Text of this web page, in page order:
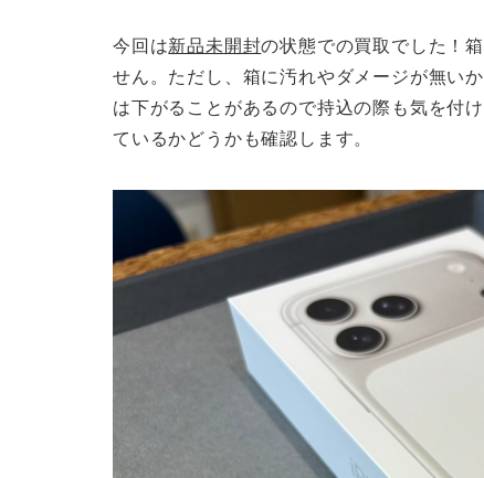
今回は新品未開封の状態での買取でした！
せん。ただし、箱に汚れやダメージが無い
は下がることがあるので持込の際も気を付
ているかどうかも確認します。